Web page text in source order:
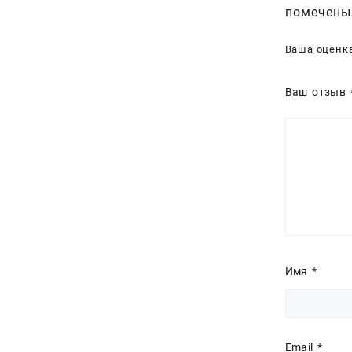
Ваша
Ваш отзыв
Имя*
Email *